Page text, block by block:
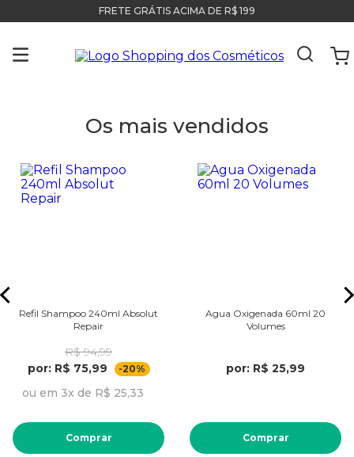
FRETE GRÁTIS ACIMA DE R$ 199
Os mais vendidos
Refil Shampoo 240ml Absolut
Repair
R$ 94,99
por: R$ 75,99
-20%
ou em 3x de R$ 25,33
Comprar
Agua Oxigenada 60ml 20
Volumes
por: R$ 25,99
Comprar